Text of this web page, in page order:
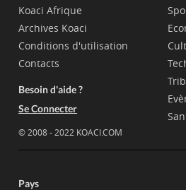
Koaci Afrique
Archives Koaci
Conditions d'utilisation
Contacts
Besoin d'aide ?
Se Connecter
© 2008 - 2022 KOACI.COM
Pays